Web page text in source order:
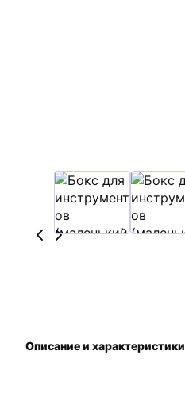
Описание и характеристики